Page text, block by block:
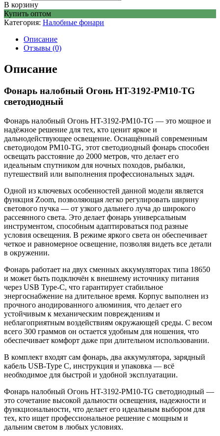
В корзину
Купить оптом
Категория: Налобные фонари
Описание
Отзывы (0)
Описание
Фонарь налобный Огонь HT-3192-PM10-TG
светодиодный
Фонарь налобный Огонь HT-3192-PM10-TG — это мощное и
надёжное решение для тех, кто ценит яркое и
дальнодействующее освещение. Оснащённый современным
светодиодом PM10-TG, этот светодиодный фонарь способен
освещать расстояние до 2000 метров, что делает его
идеальным спутником для ночных походов, рыбалки,
путешествий или выполнения профессиональных задач.
Одной из ключевых особенностей данной модели является
функция Zoom, позволяющая легко регулировать ширину
светового пучка — от узкого дальнего луча до широкого
рассеянного света. Это делает фонарь универсальным
инструментом, способным адаптироваться под разные
условия освещения. В режиме яркого света он обеспечивает
четкое и равномерное освещение, позволяя видеть все детали
в окружении.
Фонарь работает на двух сменных аккумуляторах типа 18650
и может быть подключён к внешнему источнику питания
через USB Type-C, что гарантирует стабильное
энергоснабжение на длительное время. Корпус выполнен из
прочного анодированного алюминия, что делает его
устойчивым к механическим повреждениям и
неблагоприятным воздействиям окружающей среды. С весом
всего 300 граммов он остается удобным для ношения, что
обеспечивает комфорт даже при длительном использовании.
В комплект входят сам фонарь, два аккумулятора, зарядный
кабель USB-Type C, инструкция и упаковка — всё
необходимое для быстрой и удобной эксплуатации.
Фонарь налобный Огонь HT-3192-PM10-TG светодиодный —
это сочетание высокой дальности освещения, надежности и
функциональности, что делает его идеальным выбором для
тех, кто ищет профессиональное решение с мощным и
дальним светом в любых условиях.